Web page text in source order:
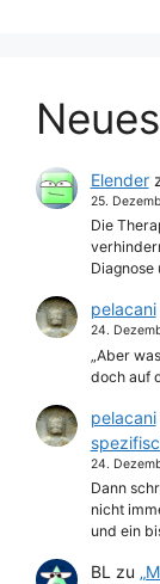
Elender
25.
Die
Diagnose
pelacani
24.
„Aber
doch auf
pelacani
24.
Dann
nicht
und ein
BL zu